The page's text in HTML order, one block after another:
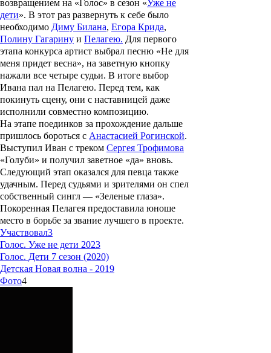
возвращением на «Голос» в сезон «Уже не
дети». В этот раз развернуть к себе было
необходимо Диму Билана, Егора Крида,
Полину Гагарину и Пелагею. Для первого
этапа конкурса артист выбрал песню «Не для
меня придет весна», на заветную кнопку
нажали все четыре судьи. В итоге выбор
Ивана пал на Пелагею. Перед тем, как
покинуть сцену, они с наставницей даже
исполнили совместно композицию.
На этапе поединков за прохождение дальше
пришлось бороться с Анастасией Рогинской.
Выступил Иван с треком Сергея Трофимова
«Голуби» и получил заветное «да» вновь.
Следующий этап оказался для певца также
удачным. Перед судьями и зрителями он спел
собственный сингл — «Зеленые глаза».
Покоренная Пелагея предоставила юноше
место в борьбе за звание лучшего в проекте.
Участвовал3
Голос. Уже не дети 2023
Голос. Дети 7 сезон (2020)
Детская Новая волна - 2019
Фото4